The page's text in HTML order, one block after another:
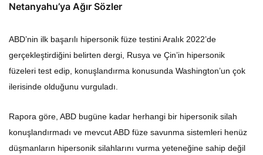
Netanyahu’ya Ağır Sözler
ABD’nin ilk başarılı hipersonik füze testini Aralık 2022’de
gerçekleştirdiğini belirten dergi, Rusya ve Çin’in hipersonik
füzeleri test edip, konuşlandırma konusunda Washington’un çok
ilerisinde olduğunu vurguladı.
Rapora göre, ABD bugüne kadar herhangi bir hipersonik silah
konuşlandırmadı ve mevcut ABD füze savunma sistemleri henüz
düşmanların hipersonik silahlarını vurma yeteneğine sahip değil